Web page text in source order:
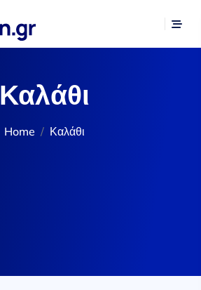
Καλάθι
Home Καλάθι